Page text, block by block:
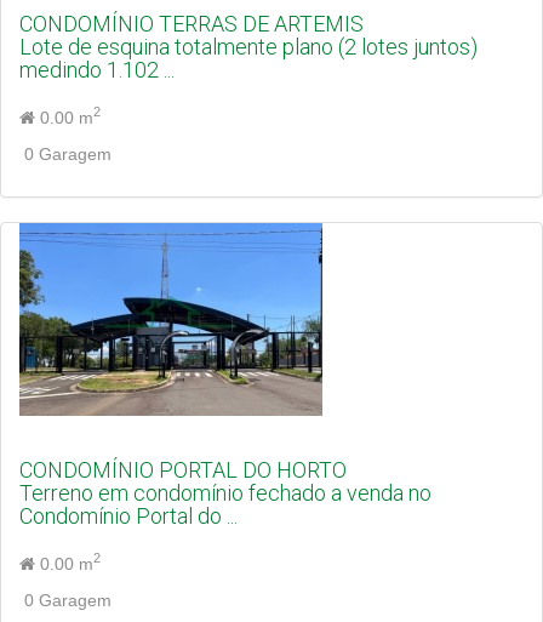
CONDOMÍNIO TERRAS DE ARTEMIS
Lote de esquina totalmente plano (2 lotes juntos)
medindo 1.102 ...
0.00 m2
0 Garagem
CONDOMÍNIO PORTAL DO HORTO
Terreno em condomínio fechado a venda no
Condomínio Portal do ...
0.00 m2
0 Garagem